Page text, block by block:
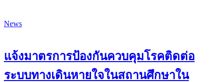
News
แจ้งมาตรการป้องกันควบคุมโรคติดต่อ
ระบบทางเดินหายใจในสถานศึกษาใน